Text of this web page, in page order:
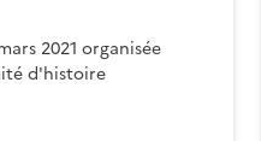
2021 organisée
d'histoire